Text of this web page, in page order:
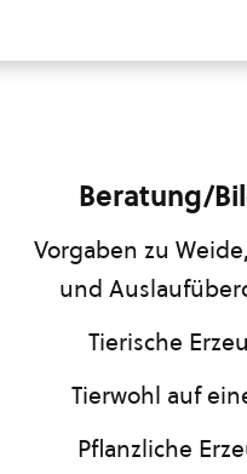
Beratung/
Vorgaben zu
und
Tierische
Tierwohl auf
Pflanzliche